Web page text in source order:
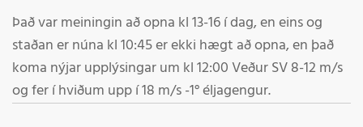
Það var meiningin að opna kl 13-16 í dag, en eins og
staðan er núna kl 10:45 er ekki hægt að opna, en það
koma nýjar upplýsingar um kl 12:00 Veður SV 8-12 m/s
og fer í hviðum upp í 18 m/s -1° éljagengur.